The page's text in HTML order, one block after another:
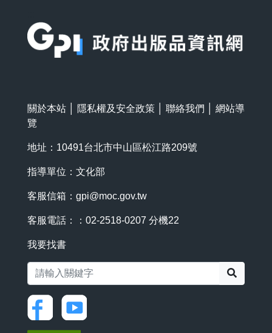
關於本站 隱私權及安全政策 聯絡我們
網站導
覽
地址：10491台北市中山區松江路209號
指導單位：文化部
客服信箱： gpi@moc.gov.tw
客服電話：：02-2518-0207 分機22
我要找書